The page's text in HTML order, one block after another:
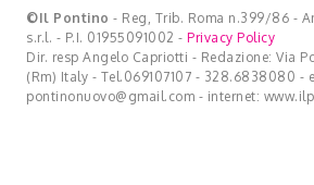
©Il Pontino - Reg, Trib. Roma n.399/86 -
s.r.l. - P.I. 01955091002 - Privacy Policy
Dir. resp Angelo Capriotti - Redazione: Via
(Rm) Italy - Tel.069107107 - 328.6838080 -
pontinonuovo@gmail.com - internet: